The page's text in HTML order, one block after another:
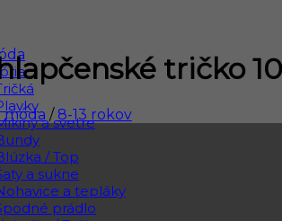
a svetre
/ Top
a sukne
a tepláky
prádlo
tričko
móda / 8-13 rokov